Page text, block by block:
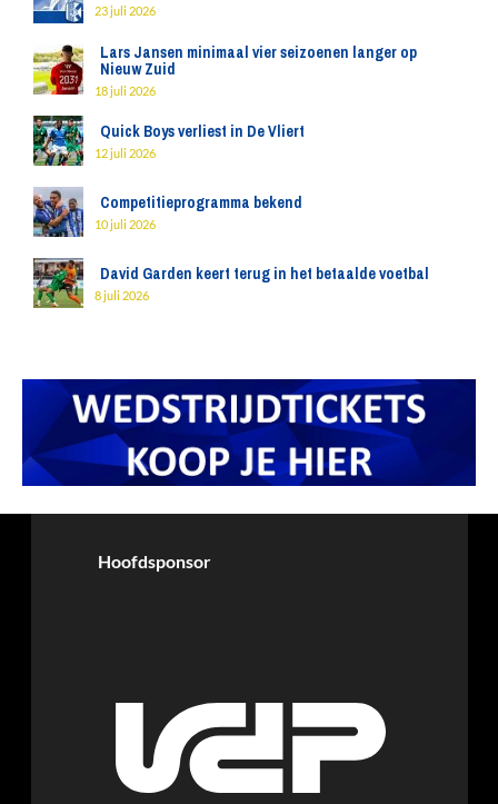
23 juli 2026
Lars Jansen minimaal vier seizoenen langer op
Nieuw Zuid
18 juli 2026
Quick Boys verliest in De Vliert
12 juli 2026
Competitieprogramma bekend
10 juli 2026
David Garden keert terug in het betaalde voetbal
8 juli 2026
Hoofdsponsor